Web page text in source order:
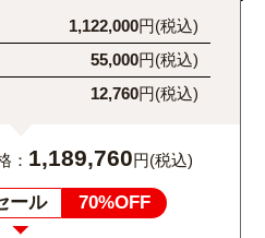
1,122,000円(税込)
55,000円(税込)
12,760円(税込)
： 1,189,760円(税込)
ール 70%OFF